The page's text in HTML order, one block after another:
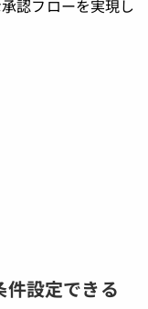
認フローを実現し
設定できる